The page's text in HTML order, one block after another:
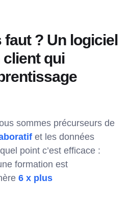
faut ? Un logiciel
qui
sommes précurseurs de
et les données
point c’est efficace :
formation est
6 x plus